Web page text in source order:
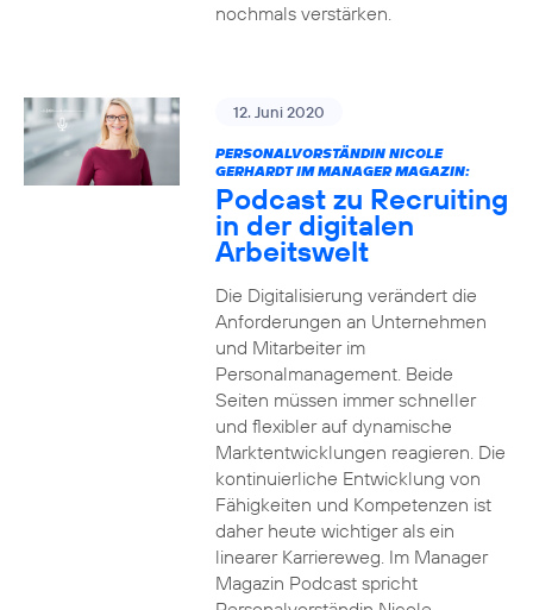
nochmals verstärken.
12. Juni 2020
PERSONALVORSTÄNDIN NICOLE
GERHARDT IM MANAGER MAGAZIN:
Podcast zu Recruiting
in der digitalen
Arbeitswelt
Die Digitalisierung verändert die
Anforderungen an Unternehmen
und Mitarbeiter im
Personalmanagement. Beide
Seiten müssen immer schneller
und flexibler auf dynamische
Marktentwicklungen reagieren. Die
kontinuierliche Entwicklung von
Fähigkeiten und Kompetenzen ist
daher heute wichtiger als ein
linearer Karriereweg. Im Manager
Magazin Podcast spricht